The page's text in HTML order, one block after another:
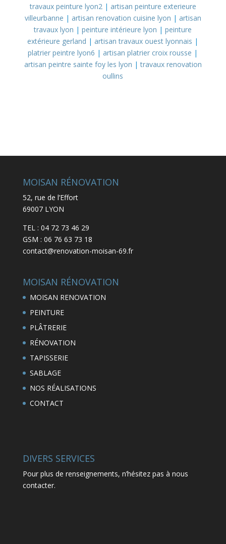
travaux peinture lyon2 | artisan peinture exterieure
villeurbanne | artisan renovation cuisine lyon | artisan
travaux lyon |peinture intérieure lyon |peinture
extérieure gerland | artisan travaux ouest lyonnais |
platrier peintre lyon6 | artisan platrier croix rousse |
artisan peintre sainte foy les lyon |travaux renovation
oullins
MOISAN RÉNOVATION
52, rue de l’Effort
69007 LYON
TEL : 04 72 73 46 29
GSM : 06 76 63 73 18
contact@renovation-moisan-69.fr
MOISAN RÉNOVATION
MOISAN RENOVATION
PEINTURE
PLÂTRERIE
RÉNOVATION
TAPISSERIE
SABLAGE
NOS RÉALISATIONS
CONTACT
DIVERS SERVICES
Pour plus de renseignements, n’hésitez pas à nous
contacter.